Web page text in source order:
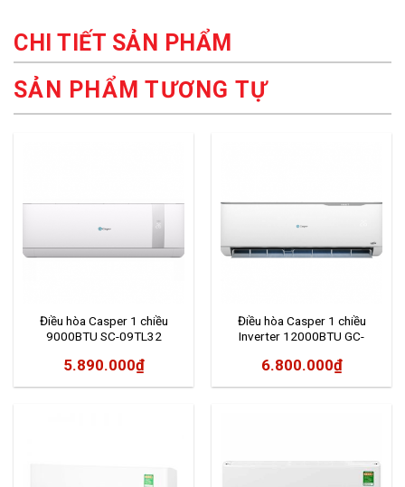
CHI TIẾT SẢN PHẨM
SẢN PHẨM TƯƠNG TỰ
Điều hòa Casper 1 chiều
9000BTU SC-09TL32
5.890.000₫
Điều hòa Casper 1 chiều
Inverter 12000BTU GC-
6.800.000₫